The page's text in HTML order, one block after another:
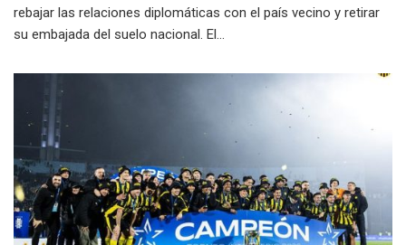
rebajar las relaciones diplomáticas con el país vecino y retirar
su embajada del suelo nacional. El...